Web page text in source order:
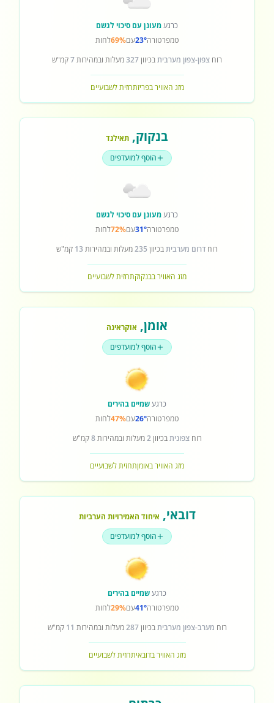
כרגעמעונן עם סיכוי לגשם
טמפרטורה23°עם69%לחות
רוח צפון-צפון מערביתבכיוון327מעלות ובמהירות7קמ"ש
מזג האוויר בפריזתחזית לשבועיים
בנקוק, תאילנד
הוסף למועדפים
כרגעמעונן עם סיכוי לגשם
טמפרטורה31°עם72%לחות
רוח דרום מערביתבכיוון 235מעלות ובמהירות 13 קמ"ש
מזג האוויר בבנקוקתחזית לשבועיים
אומן, אוקראינה
הוסף למועדפים
כרגעשמיים בהירים
טמפרטורה26°עם47%לחות
רוחצפוניתבכיוון2מעלות ובמהירות8קמ"ש
מזג האוויר באומןתחזית לשבועיים
דובאי, איחוד האמירויות הערביות
הוסף למועדפים
כרגעשמיים בהירים
טמפרטורה41°עם29%לחות
רוח מערב-צפון מערביתבכיוון287מעלות ובמהירות 11 קמ"ש
מזג האוויר בדובאיתחזית לשבועיים